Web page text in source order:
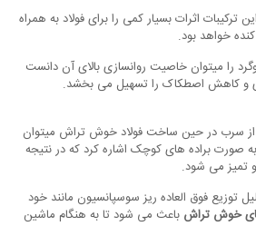
اثرات بسیار کمی را برای فولاد به همراه
خواهد بود.
را میتوان خاصیت روانسازی بالای آن دانست
و کاهش اصطکاک را تسهیل می بخشد.
از سرب در حین ساخت فولاد خوش تراش میتوان
صورت براده های کوچک اشاره کرد که در نتیجه
تمیز می شود.
توزیع فوق العاده ریز سوسپانسیون مانند خود
خوش تراش باعث می شود تا به هنگام ماشین